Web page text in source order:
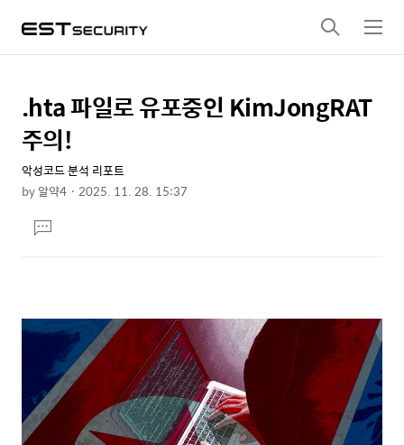
검
색
메
뉴
상
세
컨
텐
본
문
제
목
.hta 파일로 유포중인 KimJongRAT
주의!
악성코드 분석 리포트
by알약4 2025. 11. 28. 15:37
문댓
글